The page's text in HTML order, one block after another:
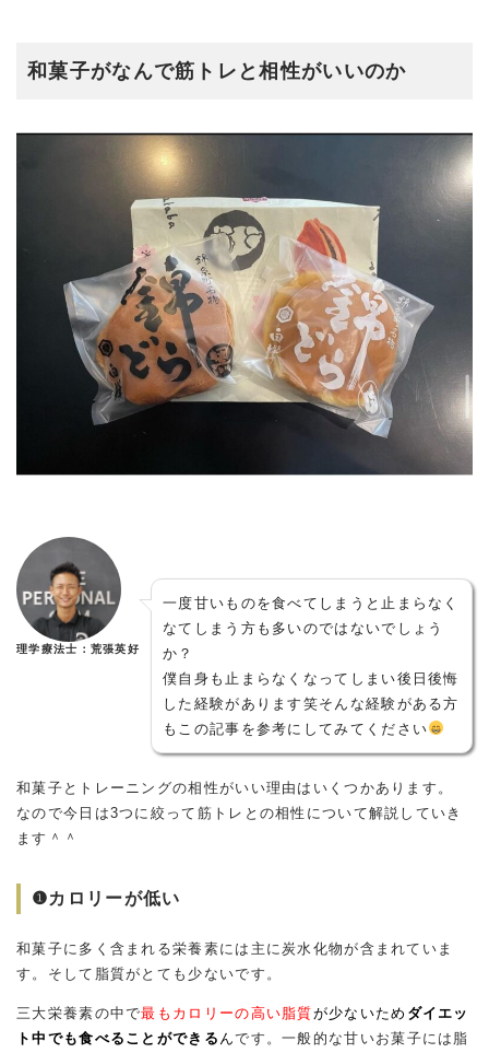
和菓子がなんで筋トレと相性がいいのか
理学療法士：荒張英好
一度甘いものを食べてしまうと止まらなく
なてしまう方も多いのではないでしょう
か？
僕自身も止まらなくなってしまい後日後悔
した経験があります笑そんな経験がある方
もこの記事を参考にしてみてください
和菓子とトレーニングの相性がいい理由はいくつかあります。
なので今日は3つに絞って筋トレとの相性について解説していき
ます＾＾
❶カロリーが低い
和菓子に多く含まれる栄養素には主に炭水化物が含まれていま
す。そして脂質がとても少ないです。
三大栄養素の中で最もカロリーの高い脂質が少ないため ダイエッ
ト中でも食べることができる んです。一般的な甘いお菓子には脂